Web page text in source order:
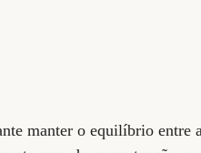
manter o equilíbrio entre